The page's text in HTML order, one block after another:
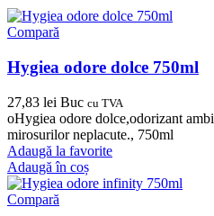
Compară
Hygiea odore dolce 750ml
27,83 lei Buc cu TVA
oHygiea odore dolce,odorizant
mirosurilor neplacute., 750ml
Adaugă la favorite
Adaugă în coș
Compară